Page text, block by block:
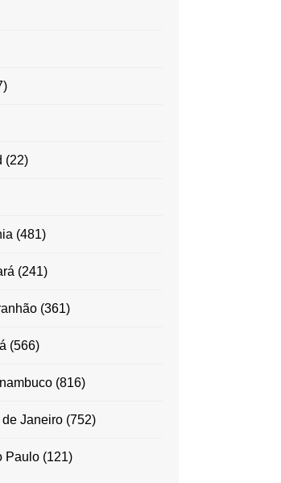
(22)
(481)
(241)
(361)
(566)
(816)
Janeiro(752)
Paulo(121)